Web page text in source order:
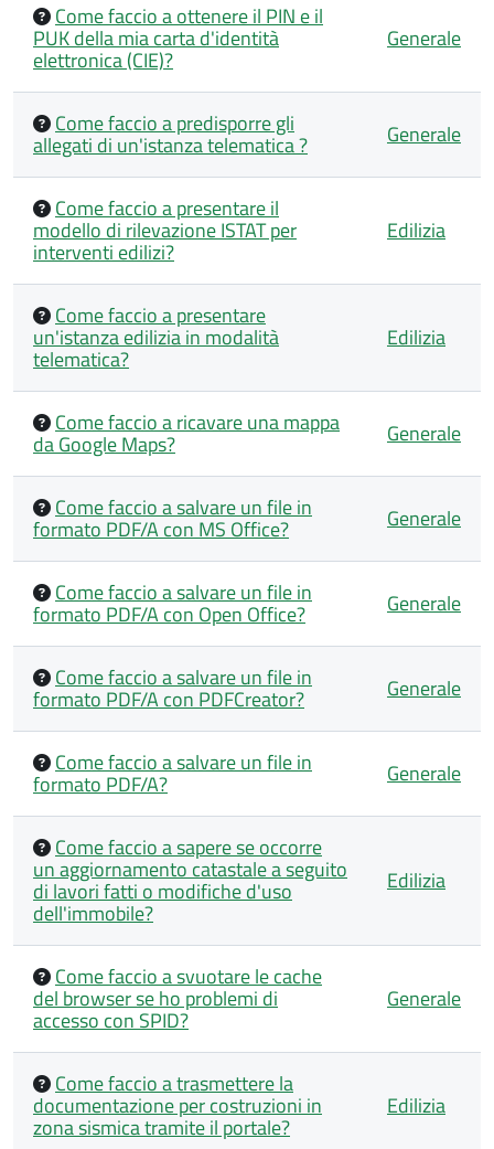
Come faccio a ottenere il PIN e il
PUK della mia carta d'identità
elettronica (CIE)?
Generale
Come faccio a predisporre gli
allegati di un'istanza telematica ? Generale
Come faccio a presentare il
modello di rilevazione ISTAT per
interventi edilizi?
Edilizia
Come faccio a presentare
un'istanza edilizia in modalità
telematica?
Edilizia
Come faccio a ricavare una mappa
da Google Maps? Generale
Come faccio a salvare un file in
formato PDF/A con MS Office? Generale
Come faccio a salvare un file in
formato PDF/A con Open Office? Generale
Come faccio a salvare un file in
formato PDF/A con PDFCreator? Generale
Come faccio a salvare un file in
formato PDF/A? Generale
Come faccio a sapere se occorre
un aggiornamento catastale a seguito
di lavori fatti o modifiche d'uso
dell'immobile?
Edilizia
Come faccio a svuotare le cache
del browser se ho problemi di
accesso con SPID?
Generale
Come faccio a trasmettere la
documentazione per costruzioni in
zona sismica tramite il portale?
Edilizia